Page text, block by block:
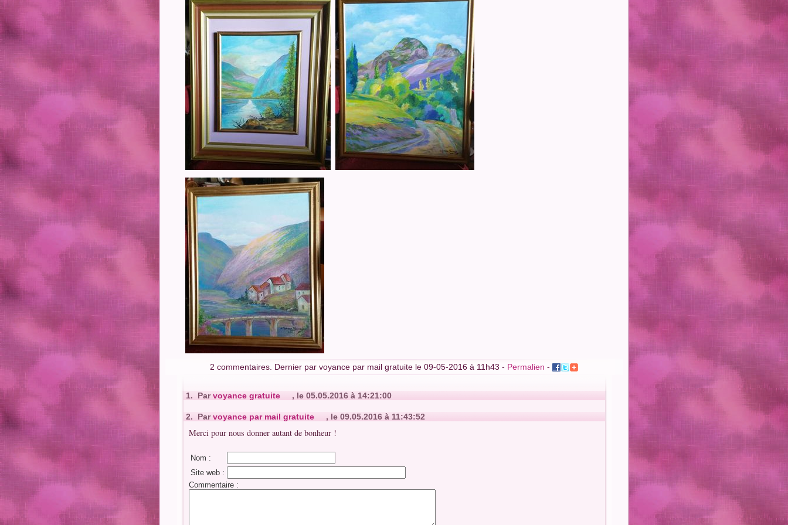
2 commentaires. Dernier par voyance par mail gratuite le 09-05-2016 à 11h43 - Permalien -
1. Parvoyance gratuite , le 05.05.2016 à 14:21:00
2. Parvoyance par mail gratuite , le 09.05.2016 à 11:43:52
Merci pour nous donner autant de bonheur !
Nom :
Site web :
Commentaire :